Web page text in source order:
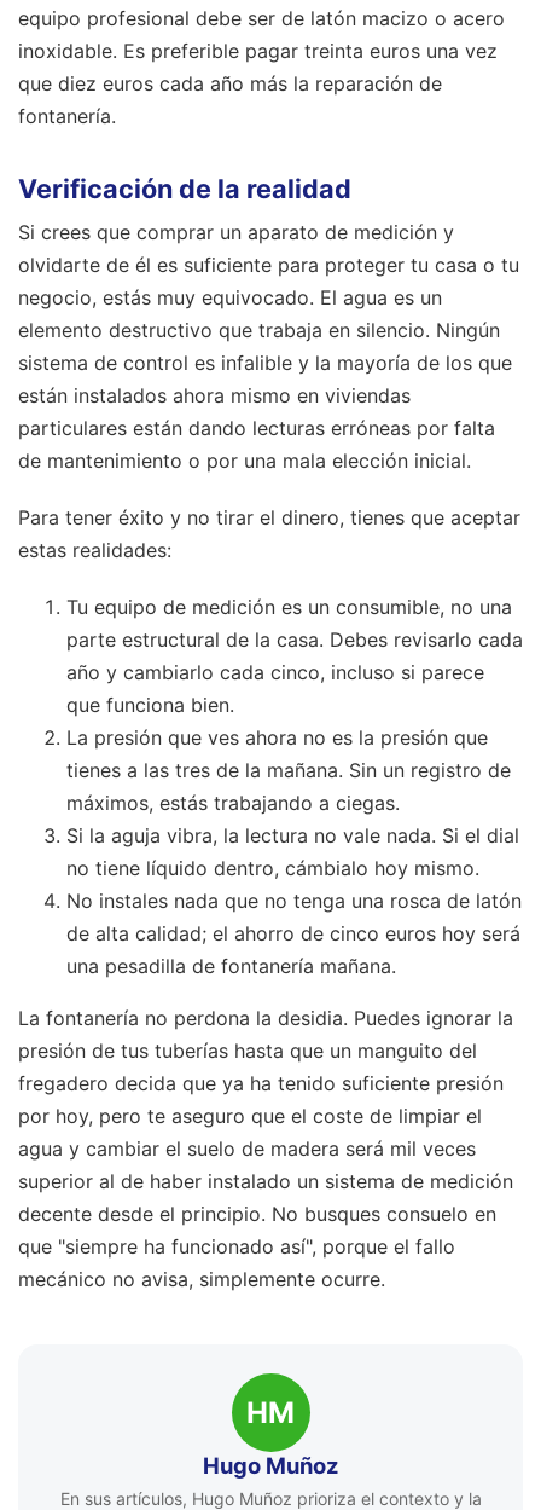
equipo profesional debe ser de latón macizo o acero
inoxidable. Es preferible pagar treinta euros una vez
que diez euros cada año más la reparación de
fontanería.
Verificación de la realidad
Si crees que comprar un aparato de medición y
olvidarte de él es suficiente para proteger tu casa o tu
negocio, estás muy equivocado. El agua es un
elemento destructivo que trabaja en silencio. Ningún
sistema de control es infalible y la mayoría de los que
están instalados ahora mismo en viviendas
particulares están dando lecturas erróneas por falta
de mantenimiento o por una mala elección inicial.
Para tener éxito y no tirar el dinero, tienes que aceptar
estas realidades:
Tu equipo de medición es un consumible, no una
parte estructural de la casa. Debes revisarlo cada
año y cambiarlo cada cinco, incluso si parece
que funciona bien.
La presión que ves ahora no es la presión que
tienes a las tres de la mañana. Sin un registro de
máximos, estás trabajando a ciegas.
Si la aguja vibra, la lectura no vale nada. Si el dial
no tiene líquido dentro, cámbialo hoy mismo.
No instales nada que no tenga una rosca de latón
de alta calidad; el ahorro de cinco euros hoy será
una pesadilla de fontanería mañana.
La fontanería no perdona la desidia. Puedes ignorar la
presión de tus tuberías hasta que un manguito del
fregadero decida que ya ha tenido suficiente presión
por hoy, pero te aseguro que el coste de limpiar el
agua y cambiar el suelo de madera será mil veces
superior al de haber instalado un sistema de medición
decente desde el principio. No busques consuelo en
que "siempre ha funcionado así", porque el fallo
mecánico no avisa, simplemente ocurre.
HM
Hugo Muñoz
En sus artículos, Hugo Muñoz prioriza el contexto y la